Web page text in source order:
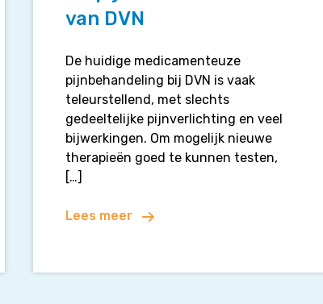
van DVN
De huidige medicamenteuze
pijnbehandeling bij DVN is vaak
teleurstellend, met slechts
gedeeltelijke pijnverlichting en veel
bijwerkingen. Om mogelijk nieuwe
therapieën goed te kunnen testen,
[…]
Lees meer